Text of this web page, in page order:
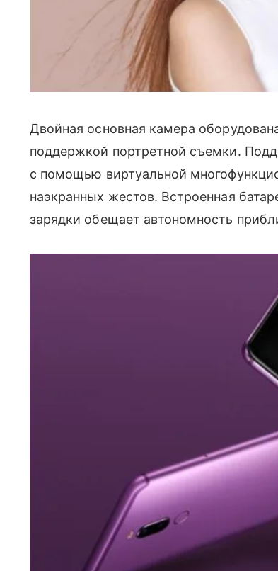
Двойная основная камера
поддержкой портретной съемки.
с помощью виртуальной
наэкранных жестов. Встроенная
зарядки обещает автономность